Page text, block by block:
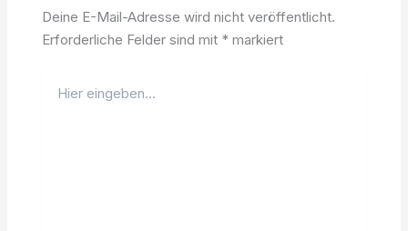
Deine E-Mail-Adresse wird nicht veröffentlicht.
Erforderliche Felder sind mit *markiert
eingeben…